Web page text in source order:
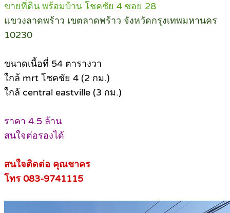
ขายที่ดิน พร้อมบ้าน โชคชัย 4 ซอย 28
แขวงลาดพร้าว เขตลาดพร้าว จังหวัดกรุงเทพมหานคร
10230
ขนาดเนื้อที่ 54 ตารางวา
ใกล้ mrt โชคชัย 4 (2 กม.)
ใกล้ central eastville (3 กม.)
ราคา 4.5 ล้าน
สนใจต่อรองได้
สนใจติดต่อ คุณชาคร
โทร 083-9741115